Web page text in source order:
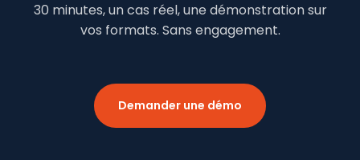
30 minutes, un cas réel, une démonstration sur
vos formats. Sans engagement.
Demander une démo